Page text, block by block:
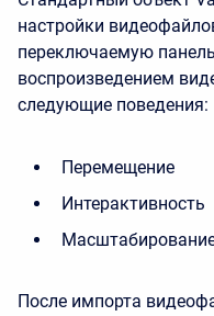
настройки
переключаемую
воспроизведением
следующие поведения:
Перемещение
Интерактивность
После импорта